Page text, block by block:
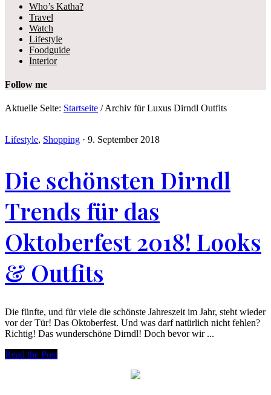
Who’s Katha?
Travel
Watch
Lifestyle
Foodguide
Interior
Follow me
Aktuelle Seite: Startseite /Archiv für Luxus Dirndl Outfits
Lifestyle, Shopping · 9. September 2018
Die schönsten Dirndl
Trends für das
Oktoberfest 2018! Looks
& Outfits
Die fünfte, und für viele die schönste Jahreszeit im Jahr, steht wieder
vor der Tür! Das Oktoberfest. Und was darf natürlich nicht fehlen?
Richtig! Das wunderschöne Dirndl! Doch bevor wir ...
Read the Post